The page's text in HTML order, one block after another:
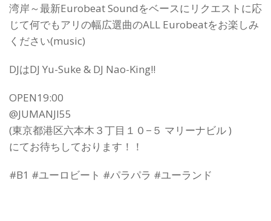
湾岸～最新Eurobeat Soundをベースにリクエストに応
じて何でもアリの幅広選曲のALL Eurobeatをお楽しみ
ください(music)
DJはDJ Yu-Suke & DJ Nao-King!!
OPEN19:00
@JUMANJI55
(東京都港区六本木３丁目１０−５ マリーナビル )
にてお待ちしております！！
#B1 #ユーロビート #パラパラ #ユーランド